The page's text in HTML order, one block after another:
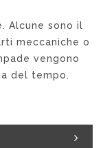
Alcune sono il
meccaniche o
vengono
del tempo.